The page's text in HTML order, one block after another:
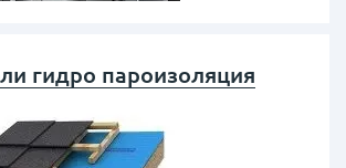
гидро пароизоляция